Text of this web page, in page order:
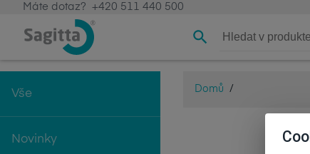
Máte dotaz? +420 511 440 500
Vše
Novinky
Domů /